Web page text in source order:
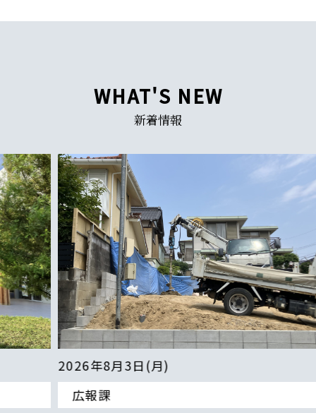
WHAT'S NEW
新着情報
2026年8月3日(月)
広報課